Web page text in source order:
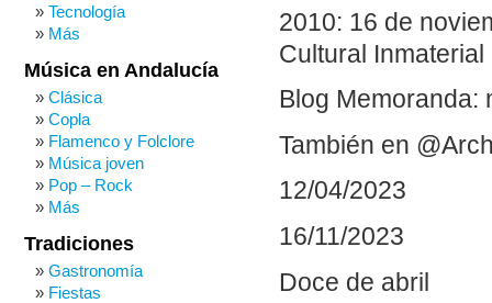
2010: 16 de
Cultural
Blog Memoranda:
También en
12/04/2023
16/11/2023
Doce de abril
Tecnología
Más
Música en Andalucía
Clásica
Copla
Flamenco y Folclore
Música joven
Pop – Rock
Más
Tradiciones
Gastronomía
Fiestas